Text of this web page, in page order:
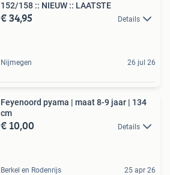
152/158 :: NIEUW :: LAATSTE
€ 34,95 Details
Nijmegen 26 jul 26
Feyenoord pyama | maat 8-9 jaar | 134
cm
€ 10,00 Details
Berkel en Rodenrijs 25 apr 26